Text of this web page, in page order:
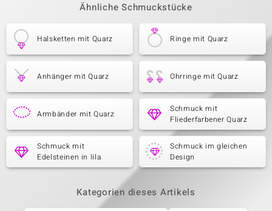
Ähnliche Schmuckstücke
Halsketten mit Quarz Ringe mit Quarz
Anhänger mit Quarz Ohrringe mit Quarz
Armbänder mit Quarz
Schmuck mit
Fliederfarbener Quarz
Schmuck mit
Edelsteinen in lila
Schmuck im gleichen
Design
Kategorien dieses Artikels